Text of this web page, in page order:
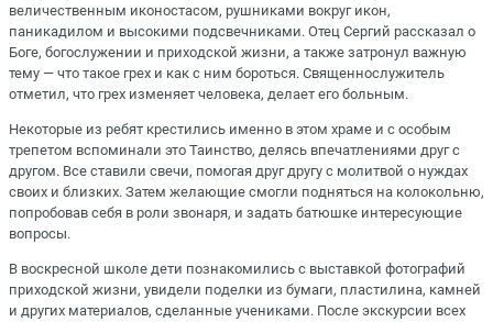
величественным иконостасом, рушниками вокруг икон,
паникадилом и высокими подсвечниками. Отец Сергий рассказал о
Боге, богослужении и приходской жизни, а также затронул важную
тему — что такое грех и как с ним бороться. Священнослужитель
отметил, что грех изменяет человека, делает его больным.
Некоторые из ребят крестились именно в этом храме и с особым
трепетом вспоминали это Таинство, делясь впечатлениями друг с
другом. Все ставили свечи, помогая друг другу с молитвой о нуждах
своих и близких. Затем желающие смогли подняться на колокольню,
попробовав себя в роли звонаря, и задать батюшке интересующие
вопросы.
В воскресной школе дети познакомились с выставкой фотографий
приходской жизни, увидели поделки из бумаги, пластилина, камней
и других материалов, сделанные учениками. После экскурсии всех